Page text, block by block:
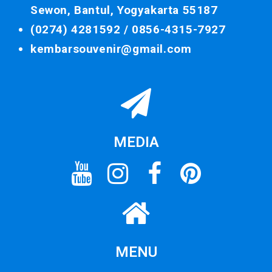
Sewon, Bantul, Yogyakarta 55187
(0274) 4281592 / 0856-4315-7927
kembarsouvenir@gmail.com
MEDIA
MENU